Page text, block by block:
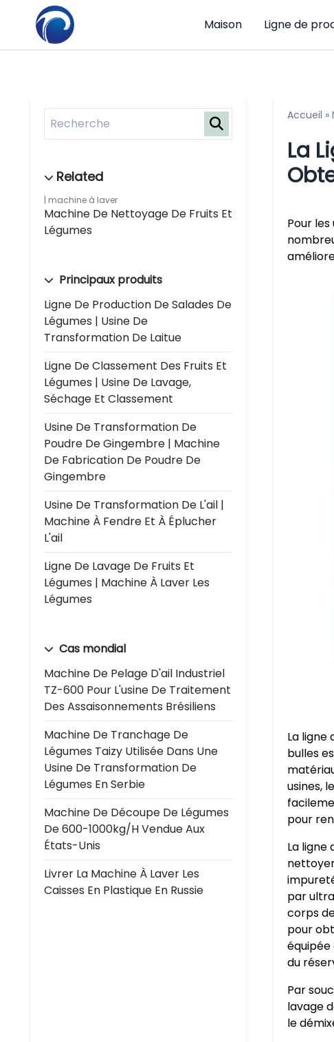
Maison Ligne de
machine à laver
Machine De Nettoyage De Fruits Et
Légumes
Principaux produits
Ligne De Production De Salades De
Légumes | Usine De
Transformation De Laitue
Ligne De Classement Des Fruits Et
Légumes | Usine De Lavage,
Séchage Et Classement
Usine De Transformation De
Poudre De Gingembre | Machine
De Fabrication De Poudre De
Gingembre
Usine De Transformation De L'ail |
Machine À Fendre Et À Éplucher
L'ail
Ligne De Lavage De Fruits Et
Légumes | Machine À Laver Les
Légumes
Cas mondial
Machine De Pelage D'ail Industriel
TZ-600 Pour L'usine De Traitement
Des Assaisonnements Brésiliens
Machine De Tranchage De
Légumes Taizy Utilisée Dans Une
Usine De Transformation De
Légumes En Serbie
Machine De Découpe De Légumes
De 600-1000kg/h Vendue Aux
États-Unis
Livrer La Machine À Laver Les
Caisses En Plastique En Russie
Accueil »
La
Pour
La ligne
bulles
usines,
pour
La ligne
par
corps
pour
équipée
du
Par
lavage
le